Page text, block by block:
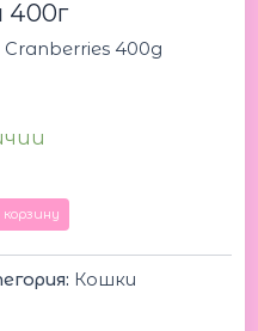
400г
400g
корзину
Кошки